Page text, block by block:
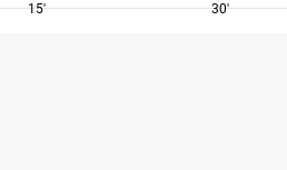
15' 30'